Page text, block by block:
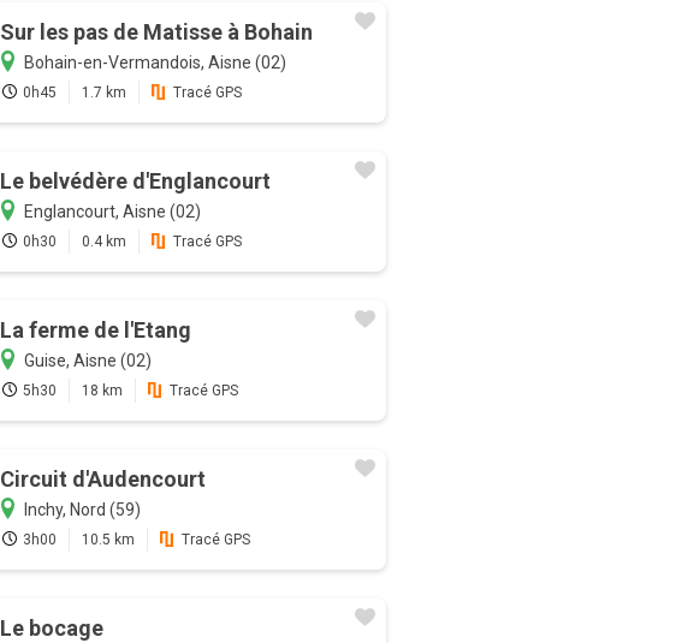
Sur les pas de Matisse à Bohain
Bohain-en-Vermandois, Aisne (02)
0h45 1.7 km Tracé GPS
Le belvédère d'Englancourt
Englancourt, Aisne (02)
0h30 0.4 km Tracé GPS
La ferme de l'Etang
Guise, Aisne (02)
5h30 18 km Tracé GPS
Circuit d'Audencourt
Inchy, Nord (59)
3h00 10.5 km Tracé GPS
Le bocage